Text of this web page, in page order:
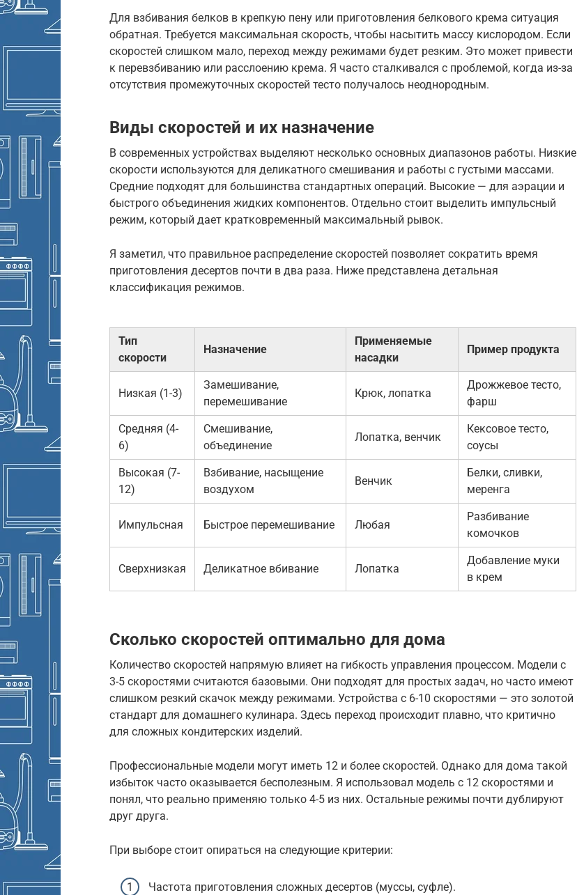
Для взбивания белков в крепкую пену или приготовления белкового крема ситуация
обратная. Требуется максимальная скорость, чтобы насытить массу кислородом. Если
скоростей слишком мало, переход между режимами будет резким. Это может привести
к перевзбиванию или расслоению крема. Я часто сталкивался с проблемой, когда из-за
отсутствия промежуточных скоростей тесто получалось неоднородным.
Виды скоростей и их назначение
В современных устройствах выделяют несколько основных диапазонов работы. Низкие
скорости используются для деликатного смешивания и работы с густыми массами.
Средние подходят для большинства стандартных операций. Высокие — для аэрации и
быстрого объединения жидких компонентов. Отдельно стоит выделить импульсный
режим, который дает кратковременный максимальный рывок.
Я заметил, что правильное распределение скоростей позволяет сократить время
приготовления десертов почти в два раза. Ниже представлена детальная
классификация режимов.
Тип
скорости
Назначение
Применяемые
насадки
Пример продукта
Низкая (1-3)
Замешивание,
перемешивание
Крюк, лопатка
Дрожжевое тесто,
фарш
Средняя (4-
6)
Смешивание,
объединение
Лопатка, венчик
Кексовое тесто,
соусы
Высокая (7-
12)
Взбивание, насыщение
воздухом
Венчик
Белки, сливки,
меренга
Импульсная Быстрое перемешивание Любая
Разбивание
комочков
Сверхнизкая Деликатное вбивание Лопатка
Добавление муки
в крем
Сколько скоростей оптимально для дома
Количество скоростей напрямую влияет на гибкость управления процессом. Модели с
3-5 скоростями считаются базовыми. Они подходят для простых задач, но часто имеют
слишком резкий скачок между режимами. Устройства с 6-10 скоростями — это золотой
стандарт для домашнего кулинара. Здесь переход происходит плавно, что критично
для сложных кондитерских изделий.
Профессиональные модели могут иметь 12 и более скоростей. Однако для дома такой
избыток часто оказывается бесполезным. Я использовал модель с 12 скоростями и
понял, что реально применяю только 4-5 из них. Остальные режимы почти дублируют
друг друга.
При выборе стоит опираться на следующие критерии:
Частота приготовления сложных десертов (муссы, суфле).